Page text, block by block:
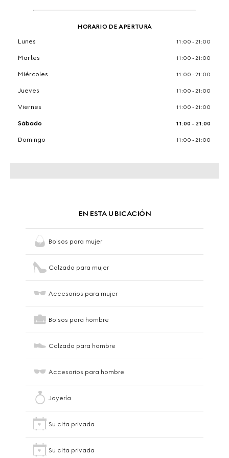
HORARIO DE APERTURA
Lunes 11:00 - 21:00
Martes 11:00 - 21:00
Miércoles 11:00 - 21:00
Jueves 11:00 - 21:00
Viernes 11:00 - 21:00
Sábado 11:00 - 21:00
Domingo 11:00 - 21:00
EN ESTA UBICACIÓN
Bolsos para mujer
Calzado para mujer
Accesorios para mujer
Bolsos para hombre
Calzado para hombre
Accesorios para hombre
Joyería
Su cita privada
Su cita privada